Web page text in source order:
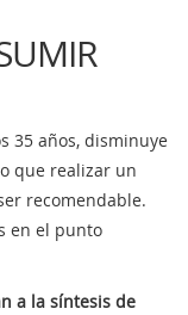
35 años, disminuye
que realizar un
recomendable.
en el punto
a la síntesis de